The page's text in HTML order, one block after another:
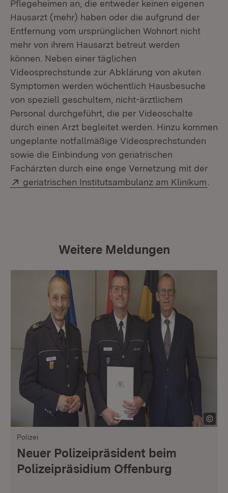
Pflegeheimen an, die entweder keinen eigenen
Hausarzt (mehr) haben oder die aufgrund der
Entfernung vom ursprünglichen Wohnort nicht
mehr von ihrem Hausarzt betreut werden
können. Neben einer täglichen
Videosprechstunde zur Abklärung von akuten
Symptomen werden wöchentlich Hausbesuche
von speziell geschultem, nicht-ärztlichem
Personal durchgeführt, die per Videoschalte
durch einen Arzt begleitet werden. Hinzu kommen
ungeplante notfallmäßige Videosprechstunden
sowie die Einbindung von geriatrischen
Fachärzten durch eine enge Vernetzung mit der
Extern:
geriatrischen Institutsambulanz am Klinikum
Weitere Meldungen
Polizei
Neuer Polizeipräsident beim
Polizeipräsidium Offenburg